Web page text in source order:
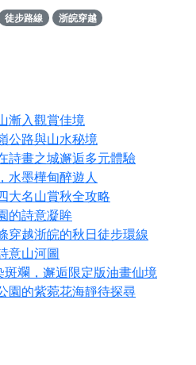
徒步路線 浙皖穿越
漸入觀賞佳境
公路與山水秘境
詩畫之城邂逅多元體驗
水墨樺甸醉遊人
大名山賞秋全攻略
的詩意凝眸
穿越浙皖的秋日徒步環線
意山河圖
斕，邂逅限定版油畫仙境
園的紫菀花海靜待探尋